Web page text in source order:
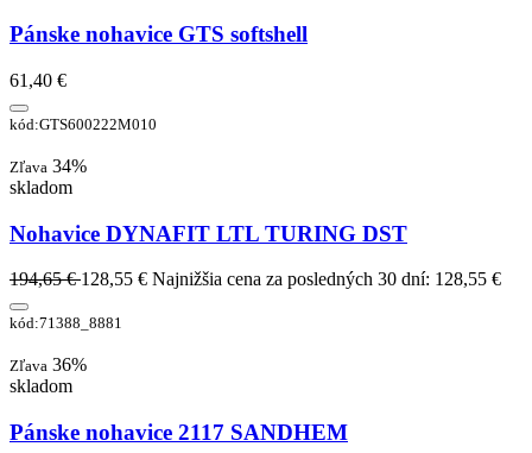
Pánske nohavice GTS softshell
61,40 €
kód:GTS600222M010
Zľava 34%
skladom
Nohavice DYNAFIT LTL TURING DST
194,65 €128,55 € Najnižšia cena za posledných 30 dní: 128,55 €
kód:71388_8881
Zľava 36%
skladom
Pánske nohavice 2117 SANDHEM